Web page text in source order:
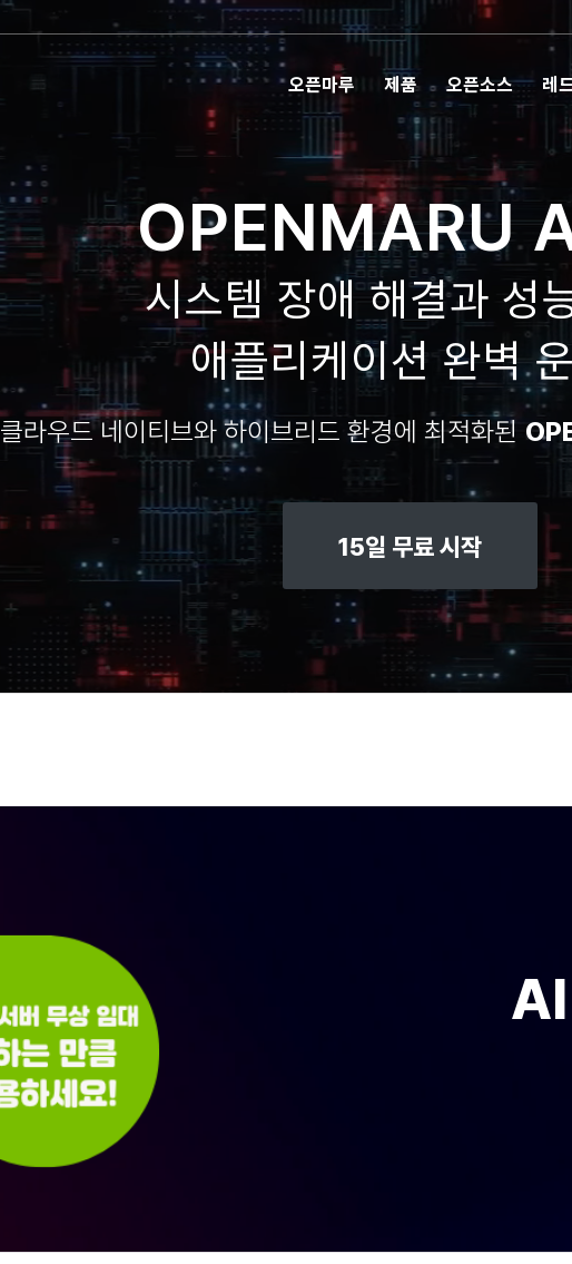
오픈마루 제품 오픈소스 레
OPENMARU
시스템 장애 해결과 성
애플리케이션 완벽
클라우드 네이티브와 하이브리드 환경에 최적화된
15일 무료 시작
AI